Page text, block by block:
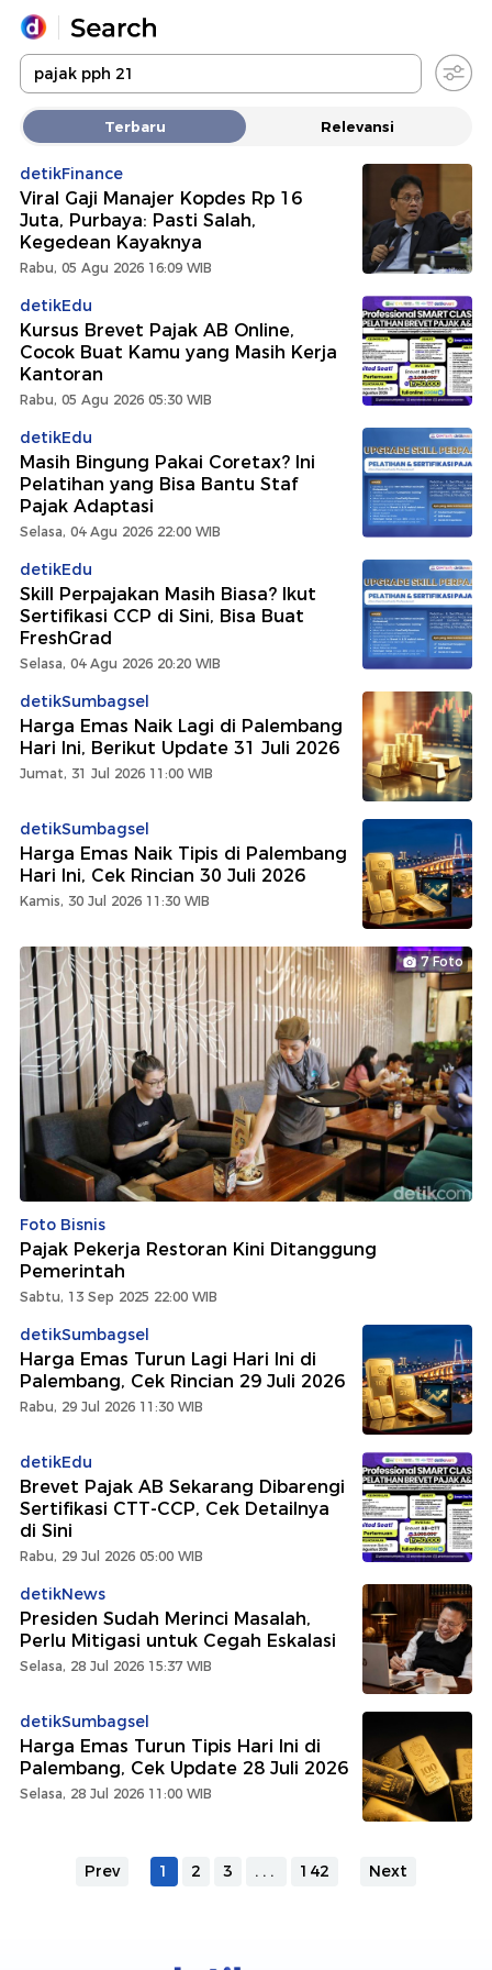
Yang sedang ramai dicari
Loading...
Promoted
Terakhir yang dicari
Terbaru Relevansi
detikFinance
Viral Gaji Manajer Kopdes Rp 16
Juta, Purbaya: Pasti Salah,
Kegedean Kayaknya
Rabu, 05 Agu 2026 16:09 WIB
detikEdu
Kursus Brevet Pajak AB Online,
Cocok Buat Kamu yang Masih Kerja
Kantoran
Rabu, 05 Agu 2026 05:30 WIB
detikEdu
Masih Bingung Pakai Coretax? Ini
Pelatihan yang Bisa Bantu Staf
Pajak Adaptasi
Selasa, 04 Agu 2026 22:00 WIB
detikEdu
Skill Perpajakan Masih Biasa? Ikut
Sertifikasi CCP di Sini, Bisa Buat
FreshGrad
Selasa, 04 Agu 2026 20:20 WIB
detikSumbagsel
Harga Emas Naik Lagi di Palembang
Hari Ini, Berikut Update 31 Juli 2026
Jumat, 31 Jul 2026 11:00 WIB
detikSumbagsel
Harga Emas Naik Tipis di Palembang
Hari Ini, Cek Rincian 30 Juli 2026
Kamis, 30 Jul 2026 11:30 WIB
7 Foto
Foto Bisnis
Pajak Pekerja Restoran Kini Ditanggung
Pemerintah
Sabtu, 13 Sep 2025 22:00 WIB
detikSumbagsel
Harga Emas Turun Lagi Hari Ini di
Palembang, Cek Rincian 29 Juli 2026
Rabu, 29 Jul 2026 11:30 WIB
detikEdu
Brevet Pajak AB Sekarang Dibarengi
Sertifikasi CTT-CCP, Cek Detailnya
di Sini
Rabu, 29 Jul 2026 05:00 WIB
detikNews
Presiden Sudah Merinci Masalah,
Perlu Mitigasi untuk Cegah Eskalasi
Selasa, 28 Jul 2026 15:37 WIB
detikSumbagsel
Harga Emas Turun Tipis Hari Ini di
Palembang, Cek Update 28 Juli 2026
Selasa, 28 Jul 2026 11:00 WIB
Prev 1 2 3 ... 142 Next